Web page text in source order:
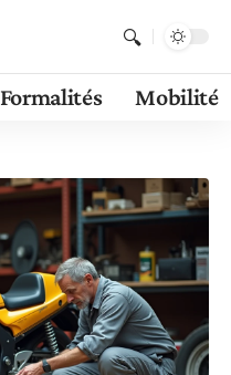
Formalités Mobilité